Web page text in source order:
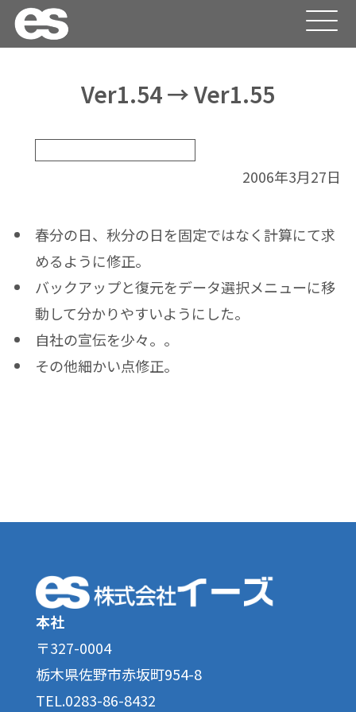
Ver1.54 → Ver1.55
2006年3月27日
春分の日、秋分の日を固定ではなく計算にて求
めるように修正。
バックアップと復元をデータ選択メニューに移
動して分かりやすいようにした。
自社の宣伝を少々。。
その他細かい点修正。
本社
〒327-0004
栃木県佐野市赤坂町954-8
TEL.0283-86-8432